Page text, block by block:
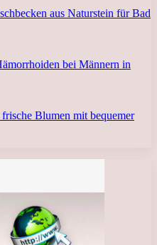
aus Naturstein für Bad
bei Männern in
Blumen mit bequemer